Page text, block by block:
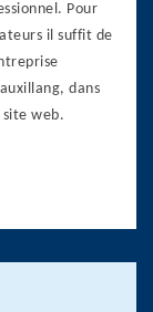
Pour
il suffit de
dans
site web.